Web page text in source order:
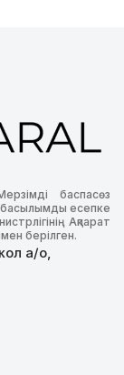
баспасөз
басылымды есепке
Ақпарат
берілген.
а/о,